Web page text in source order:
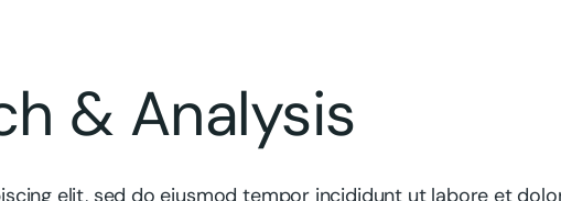
& Analysis
elit, sed do eiusmod tempor incididunt ut labore et